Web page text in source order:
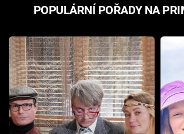
POPULÁRNÍ POŘADY NA